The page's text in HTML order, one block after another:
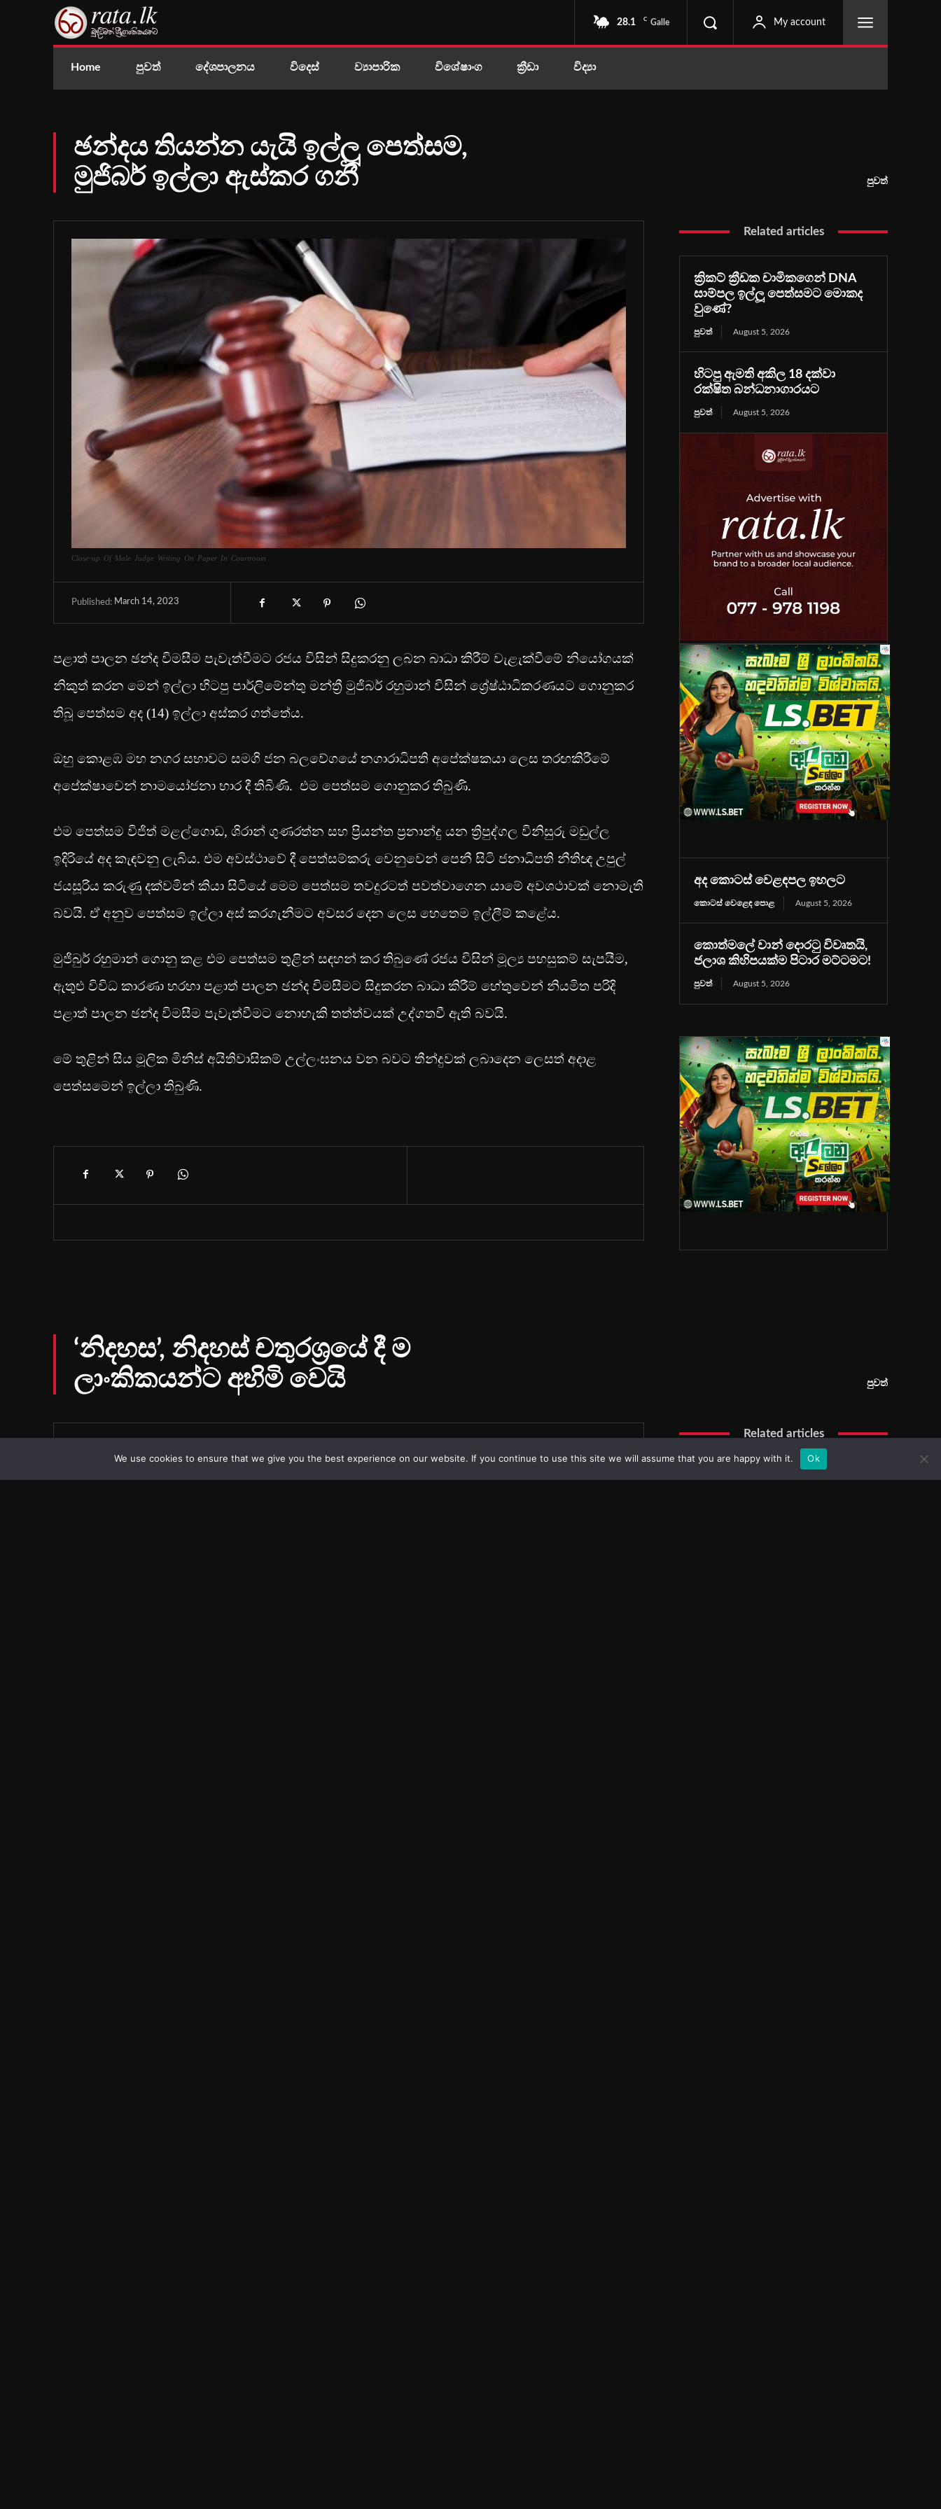
28.1 C Galle My account
Home පුවත් දේශපාලනය විදෙස් ව්‍යාපාරික විශේෂාංග ක්‍රීඩා විද්‍යා
ඡන්දය තියන්න යැයි ඉල්ලූ පෙත්සම,
මුජිබර් ඉල්ලා ඇස්කර ගනී
පුවත්
Close-up Of Male Judge Writing On Paper In Courtroom
Published: March 14, 2023
පළාත් පාලන ඡන්ද විමසීම පැවැත්වීමට රජය විසින් සිදුකරනු ලබන බාධා කිරීම් වැළැක්වීමේ නියෝගයක්
නිකුත් කරන මෙන් ඉල්ලා හිටපු පාර්ලිමේන්තු මන්ත්‍රී මුජිබර් රහුමාන් විසින් ශ්‍රේෂ්ඨාධිකරණයට ගොනුකර
තිබූ පෙත්සම අද (14) ඉල්ලා අස්කර ගත්තේය.
ඔහු කොළඹ මහ නගර සභාවට සමගි ජන බලවේගයේ නගාරාධිපති අපේක්ෂකයා ලෙස තරඟකිරීමේ
අපේක්ෂාවෙන් නාමයෝජනා භාර දී තිබිණි. එම පෙත්සම ගොනුකර තිබුණි.
එම පෙත්සම විජිත් මළල්ගොඩ, ශිරාන් ගුණරත්න සහ ප්‍රියන්ත ප්‍රනාන්දු යන ත්‍රිපුද්ගල විනිසුරු මඩුල්ල
ඉදිරියේ අද කැඳවනු ලැබිය. එම අවස්ථාවේ දී පෙත්සම්කරු වෙනුවෙන් පෙනී සිටි ජනාධිපති නීතිඥ උපුල්
ජයසූරිය කරුණු දක්වමින් කියා සිටියේ මෙම පෙත්සම තවදුරටත් පවත්වාගෙන යාමේ අවශථාවක් නොමැති
බවයි. ඒ අනුව පෙත්සම ඉල්ලා අස් කර‍ගැනීමට අවසර දෙන ලෙස හෙතෙම ඉල්ලීම් කළේය.
මුජිබුර් රහුමාන් ගොනු කළ එම පෙත්සම තුළින් සඳහන් කර තිබුණේ රජය විසින් මූල්‍ය පහසුකම් සැපයීම,
ඇතුළු විවිධ කාරණා හරහා පළාත් පාලන ඡන්ද විමසීමට සිදුකරන බාධා කිරීම් හේතුවෙන් නියමිත පරිදි
පළාත් පාලන ඡන්ද විමසීම පැවැත්වීමට නොහැකි තත්ත්වයක් උද්ගතවී ඇති බවයි.
මේ තුළින් සිය මූලික මිනිස් අයිතිවාසිකම් උල්ලංඝනය වන බවට තීන්දුවක් ලබාදෙන ලෙසත් අදාළ
පෙත්සමෙන් ඉල්ලා තිබුණි.
Related articles
ක්‍රිකට් ක්‍රීඩක චාමිකගෙන් DNA
සාම්පල ඉල්ලූ පෙත්සමට මොකද
වුණේ?
පුවත් August 5, 2026
හිටපු ඇමති අකිල 18 දක්වා
රක්ෂිත බන්ධනාගාරයට
පුවත් August 5, 2026
අද කොටස් වෙළඳපල ඉහලට
කොටස් වෙළෙඳ පොළ August 5, 2026
කොත්මලේ වාන් දොරටු විවෘතයි,
ජලාශ කිහිපයක්ම පිටාර මට්ටමට!
පුවත් August 5, 2026
We use cookies to ensure that we give you the best experience on our website. If you continue to use this site we will assume that you are happy with it. Ok